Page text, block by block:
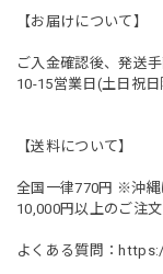
【お届けについて】
ご入金確認後、発送
10-15営業日(土日祝
【送料について】
全国一律770円 ※沖縄
10,000円以上のご注
よくある質問：